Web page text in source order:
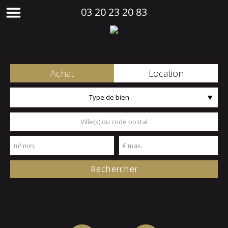
03 20 23 20 83
Achat Location
Type de bien